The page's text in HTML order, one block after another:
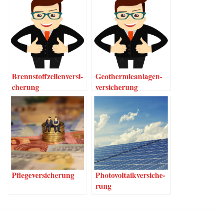
Brenn­stoff­zel­len­ver­si­
che­rung
Geo­ther­mie­an­la­gen­
ver­si­che­rung
Pfle­ge­ver­si­che­rung
Pho­to­vol­ta­ik­ver­si­che­
rung